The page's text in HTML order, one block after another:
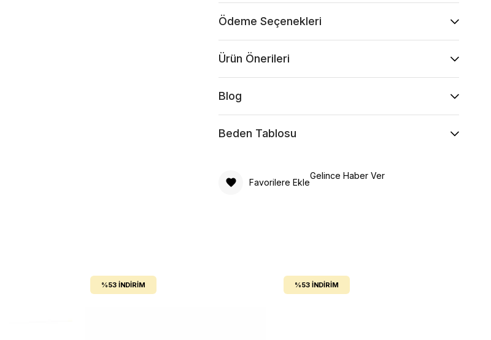
Ödeme Seçenekleri
Ürün Önerileri
Blog
Beden Tablosu
Favorilere Ekle
Gelince Haber Ver
%53 İNDIRIM %53 İNDIRIM